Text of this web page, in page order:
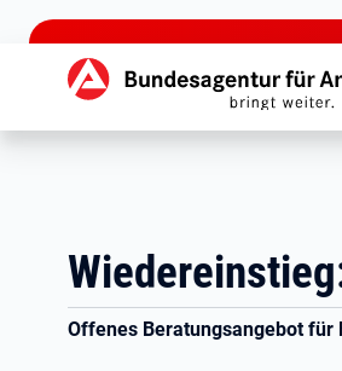
zu den Hauptinhalten springen
Hauptnavigation
Offenes Beratungsangebot für